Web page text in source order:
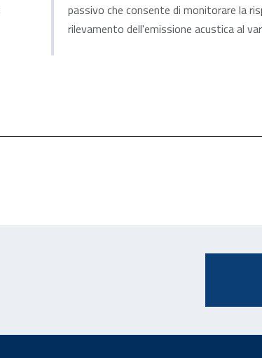
passivo che consente di monitorare la
rilevamento dell'emissione acustica al